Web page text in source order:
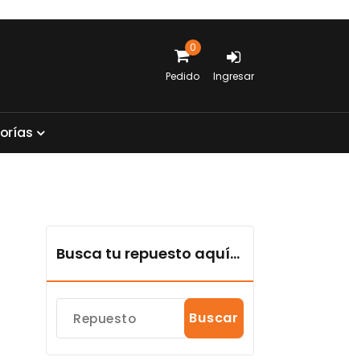
0
Pedido Ingresar
orías
Busca tu repuesto aquí...
Buscar